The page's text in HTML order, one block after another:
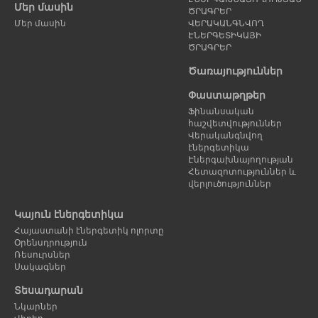
Մեր մասին
Մեր մասին
ԾՐԱԳՐԵՐ
ՎԵՐԱԿԱՆԳՆՎՈՂ
ԷՆԵՐԳԵՏԻԿԱՅԻ
ԾՐԱԳՐԵՐ
Ծառայություններ
Փաստաթղթեր
Ֆինանսական
հաշվետվություններ
Վերականգնվող
էներգետիկա
Էներգախնայողության
Հետազոտություններ և
վերլուծություններ
Կայուն էներգետիկա
Հայաստանի էներգետիկ ոլորտը
Օրենսդրություն
Ռեսուրսներ
Սակագներ
Տեսադարան
Նկարներ